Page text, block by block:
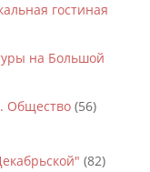
гостиная
на Большой
Общество(56)
(82)